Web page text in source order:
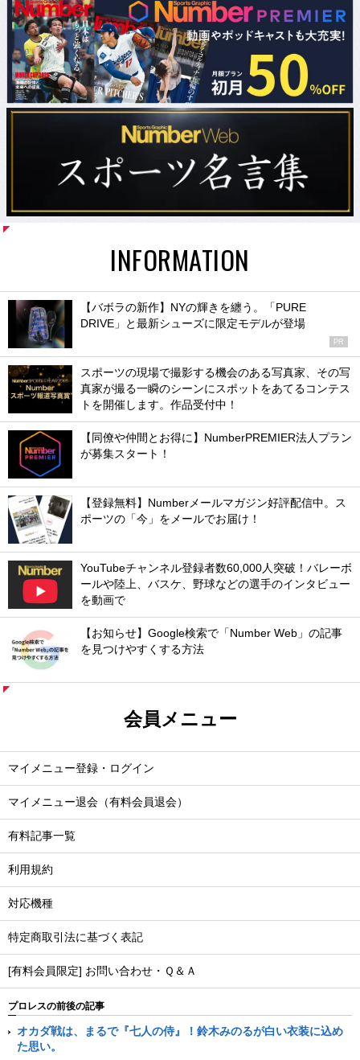
INFORMATION
【バボラの新作】NYの輝きを纏う。「PURE
DRIVE」と最新シューズに限定モデルが登場
PR
スポーツの現場で撮影する機会のある写真家、その写
真家が撮る一瞬のシーンにスポットをあてるコンテス
トを開催します。作品受付中！
【同僚や仲間とお得に】NumberPREMIER法人プラン
が募集スタート！
【登録無料】Numberメールマガジン好評配信中。ス
ポーツの「今」をメールでお届け！
YouTubeチャンネル登録者数60,000人突破！バレーボ
ールや陸上、バスケ、野球などの選手のインタビュー
を動画で
【お知らせ】Google検索で「Number Web」の記事
を見つけやすくする方法
会員メニュー
マイメニュー登録・ログイン
マイメニュー退会（有料会員退会）
有料記事一覧
利用規約
対応機種
特定商取引法に基づく表記
[有料会員限定] お問い合わせ・Ｑ＆Ａ
プロレスの前後の記事
オカダ戦は、まるで『七人の侍』！鈴木みのるが白い衣装に込め
た思い。